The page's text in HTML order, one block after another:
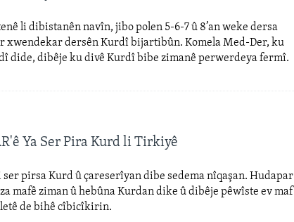
li dibistanên navîn, jibo polen 5-6-7 û 8’an weke dersa
xwendekar dersên Kurdî bijartibûn. Komela Med-Der, ku
dide, dibêje ku divê Kurdî bibe zimanê perwerdeya fermî.
Ya Ser Pira Kurd li Tirkiyê
ser pirsa Kurd û çareserîyan dibe sedema nîqaşan. Hudapar
mafê ziman û hebûna Kurdan dike û dibêje pêwîste ev maf
de bihê cîbicîkirin.